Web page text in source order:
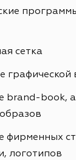
сетка
графической
brand-book,
фирменных
логотипов